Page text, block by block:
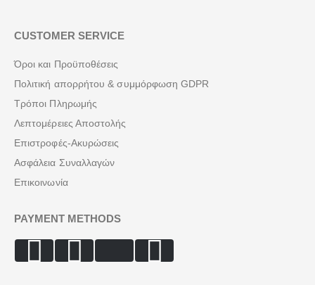
CUSTOMER SERVICE
Όροι και Προϋποθέσεις
Πολιτική απορρήτου & συμμόρφωση GDPR
Τρόποι Πληρωμής
Λεπτομέρειες Αποστολής
Επιστροφές-Ακυρώσεις
Ασφάλεια Συναλλαγών
Επικοινωνία
PAYMENT METHODS